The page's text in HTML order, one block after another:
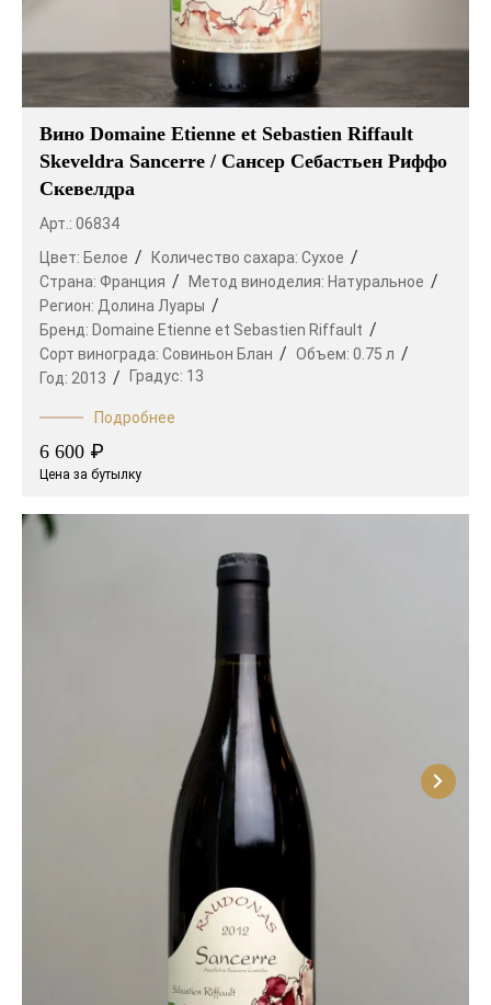
Вино Domaine Etienne et Sebastien Riffault
Skeveldra Sancerre / Сансер Себастьен Риффо
Скевелдра
Арт.: 06834
Цвет: Белое Количество сахара: Сухое
Страна: Франция Метод виноделия: Натуральное
Регион: Долина Луары
Бренд: Domaine Etienne et Sebastien Riffault
Сорт винограда: Совиньон Блан Объем: 0.75 л
Год: 2013 Градус: 13
Подробнее
6 600 ₽
Цена за бутылку